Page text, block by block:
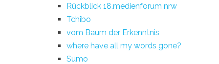
Rückblick 18.medienforum nrw
Tchibo
vom Baum der Erkenntnis
where have all my words gone?
Sumo